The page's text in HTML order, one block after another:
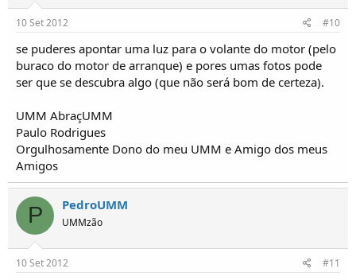
10 Set 2012 #10
se puderes apontar uma luz para o volante do motor (pelo
buraco do motor de arranque) e pores umas fotos pode
ser que se descubra algo (que não será bom de certeza).
UMM AbraçUMM
Paulo Rodrigues
Orgulhosamente Dono do meu UMM e Amigo dos meus
Amigos
P PedroUMM
UMMzão
10 Set 2012 #11